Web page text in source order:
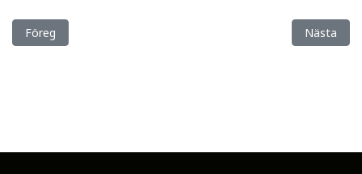
Föregående artikel: Intressant starthäst säljs i kväll!
Föreg Nästa
Nästa